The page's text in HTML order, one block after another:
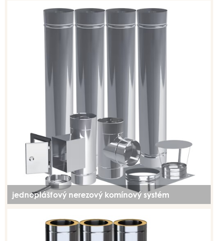
jednoplášťový nerezový komínový systém